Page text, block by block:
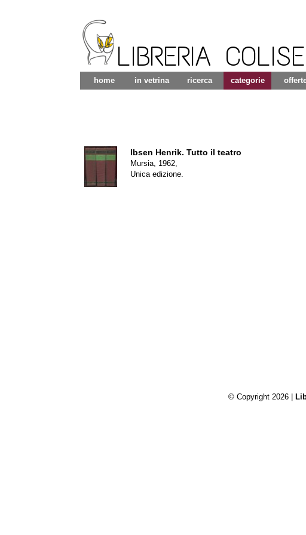
LIBRERIA
home in vetrina ricerca categorie
Ibsen Henrik. Tutto il teatro
Mursia, 1962,
Unica edizione.
© Copyright 2026 |